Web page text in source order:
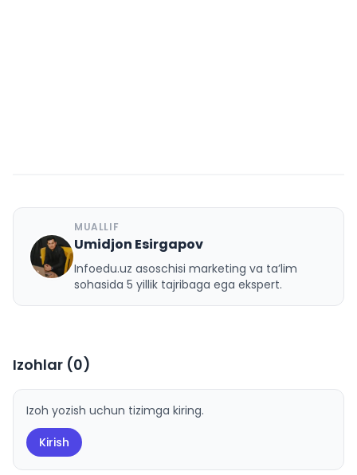
U
MUALLIF
Umidjon Esirgapov
Infoedu.uz asoschisi marketing va ta’lim
sohasida 5 yillik tajribaga ega ekspert.
Izohlar (0)
Izoh yozish uchun tizimga kiring.
Kirish